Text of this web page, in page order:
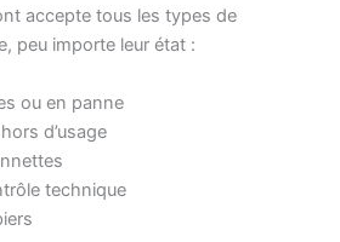
accepte tous les types de
peu importe leur état :
ou en panne
d’usage
technique